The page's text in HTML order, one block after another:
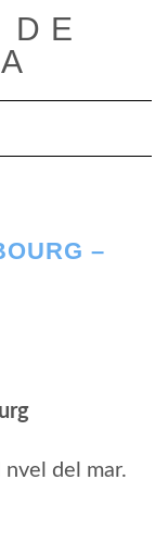
de navegación
–
del mar.